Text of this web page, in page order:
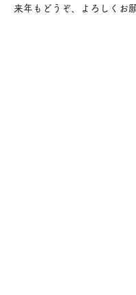
来年もどうぞ、よろしくお